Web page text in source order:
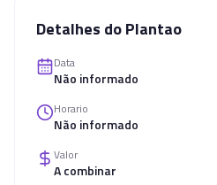
Detalhes do Plantao
Data
Não informado
Horario
Não informado
Valor
A combinar